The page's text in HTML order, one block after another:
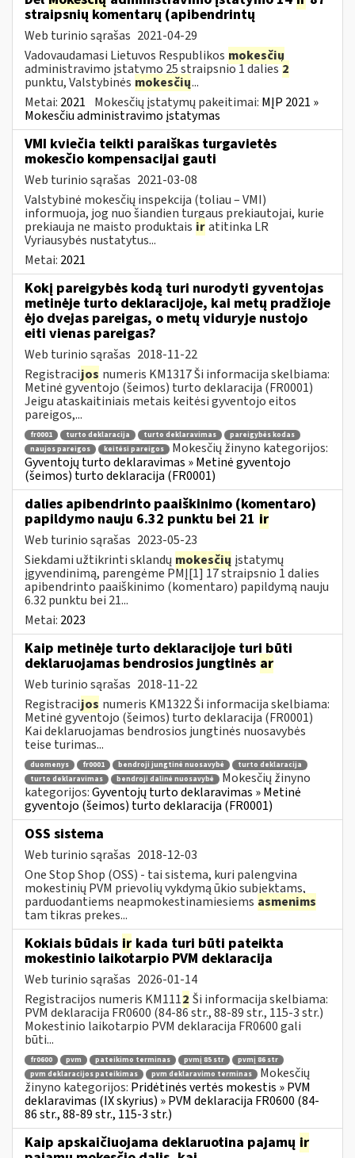
straipsnių komentarų (apibendrintų
Web turinio sąrašas 2021-04-29
Vadovaudamasi Lietuvos Respublikos mokesčių
administravimo įstatymo 25 straipsnio 1 dalies2
punktu, Valstybinės mokesčių...
Metai: 2021 Mokesčių įstatymų pakeitimai: MĮP 2021 »
Mokesčiu administravimo įstatymas
VMI kviečia teikti paraiškas turgavietės
mokesčio kompensacijai gauti
Web turinio sąrašas 2021-03-08
Valstybinė mokesčių inspekcija (toliau – VMI)
informuoja, jog nuo šiandien turgaus prekiautojai, kurie
prekiauja ne maisto produktais iratitinka LR
Vyriausybės nustatytus...
Metai: 2021
Kokį pareigybės kodą turi nurodyti gyventojas
metinėje turto deklaracijoje, kai metų pradžioje
ėjo dvejas pareigas, o metų viduryje nustojo
eiti vienas pareigas?
Web turinio sąrašas 2018-11-22
Registracijos numeris KM1317 Ši informacija skelbiama:
Metinė gyventojo (šeimos) turto deklaracija (FR0001)
Jeigu ataskaitiniais metais keitėsi gyventojo eitos
pareigos,...
fr0001 turto deklaracija turto deklaravimas
pareigybės kodas
naujos pareigos
keitėsi pareigos
Mokesčių žinyno kategorijos:
Gyventojų turto deklaravimas » Metinė gyventojo
(šeimos) turto deklaracija (FR0001)
dalies apibendrinto paaiškinimo (komentaro)
papildymo nauju 6.32 punktu bei 21 ir
Web turinio sąrašas 2023-05-23
Siekdami užtikrinti sklandų mokesčių įstatymų
įgyvendinimą, parengėme PMĮ[1] 17 straipsnio 1 dalies
apibendrinto paaiškinimo (komentaro) papildymą nauju
6.32 punktu bei 21...
Metai: 2023
Kaip metinėje turto deklaracijoje turi būti
deklaruojamas bendrosios jungtinės ar
Web turinio sąrašas 2018-11-22
Registracijos numeris KM1322 Ši informacija skelbiama:
Metinė gyventojo (šeimos) turto deklaracija (FR0001)
Kai deklaruojamas bendrosios jungtinės nuosavybės
teise turimas...
duomenys fr0001 bendroji jungtinė nuosavybė
turto deklaracija
turto deklaravimas
bendroji dalinė nuosavybė
Mokesčių žinyno
kategorijos:Gyventojų turto deklaravimas » Metinė
gyventojo (šeimos) turto deklaracija (FR0001)
OSS sistema
Web turinio sąrašas 2018-12-03
One Stop Shop (OSS) - tai sistema, kuri palengvina
mokestinių PVM prievolių vykdymą ūkio subjektams,
parduodantiems neapmokestinamiesiems asmenims
tam tikras prekes...
Kokiais būdais ir kada turi būti pateikta
mokestinio laikotarpio PVM deklaracija
Web turinio sąrašas 2026-01-14
Registracijos numeris KM1112 Ši informacija skelbiama:
PVM deklaracija FR0600 (84-86 str., 88-89 str., 115-3 str.)
Mokestinio laikotarpio PVM deklaracija FR0600 gali
būti...
fr0600 pvm pateikimo terminas pvmį 85 str
pvmį 86 str
pvm deklaracijos pateikimas
pvm deklaravimo terminas
Mokesčių
žinyno kategorijos: Pridėtinės vertės mokestis » PVM
deklaravimas (IX skyrius) » PVM deklaracija FR0600 (84-
86 str., 88-89 str., 115-3 str.)
Kaip apskaičiuojama deklaruotina pajamų ir